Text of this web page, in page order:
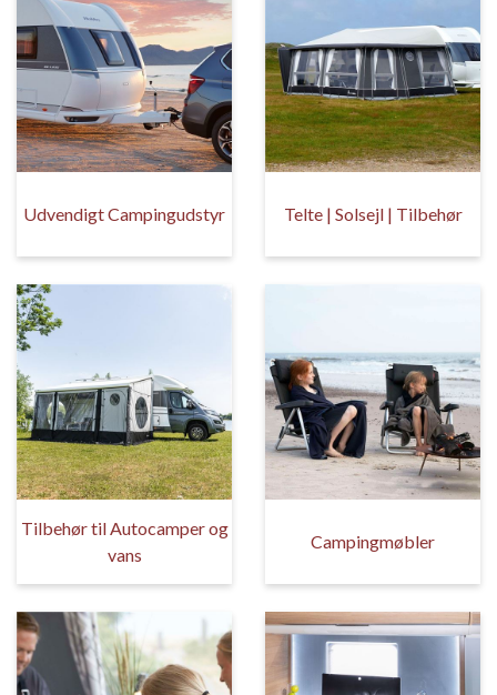
Udvendigt Campingudstyr Telte | Solsejl | Tilbehør
Tilbehør til Autocamper og
vans
Campingmøbler